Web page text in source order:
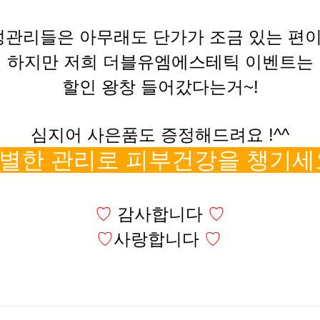
관리들은 아무래도 단가가 조금 있는 편
하지만 저희 더블유엠에스테틱 이벤트는
할인 왕창 들어갔다는거~!
심지어 사은품도 증정해드려요 !^^
한 관리로 피부건강을 챙기세
♡ 감사합니다 ♡
♡사랑합니다 ♡